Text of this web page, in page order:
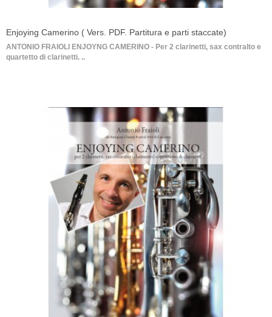
Enjoying Camerino ( Vers. PDF. Partitura e parti staccate)
ANTONIO FRAIOLI ENJOYNG CAMERINO - Per 2 clarinetti, sax contralto e
quartetto di clarinetti. ..